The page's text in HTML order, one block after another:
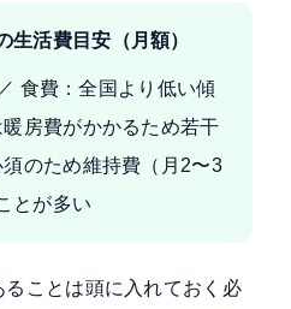
生活費目安（月額）
食費：全国より低い傾
房費がかかるため若干
のため維持費（月2〜3
とが多い
ことは頭に入れておく必